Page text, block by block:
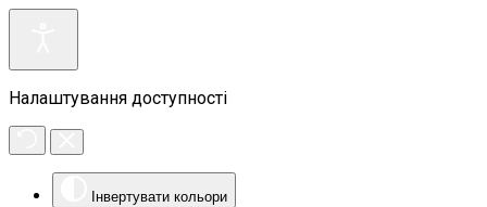
Налаштування доступності
Інвертувати кольори